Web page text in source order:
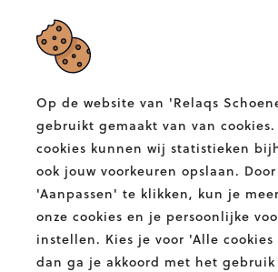
T.
054 58 82 00
E.
info@relaqs.be
Facebook
Relaqs
Schoenen
Instagram
Relaqs
Schoenen
Op de website van 'Relaqs
gebruikt gemaakt van van
cookies kunnen wij statistieken
ook jouw voorkeuren opslaan.
'Aanpassen' te klikken, kun je
onze cookies en je persoonlijke
instellen. Kies je voor 'Alle
dan ga je akkoord met het